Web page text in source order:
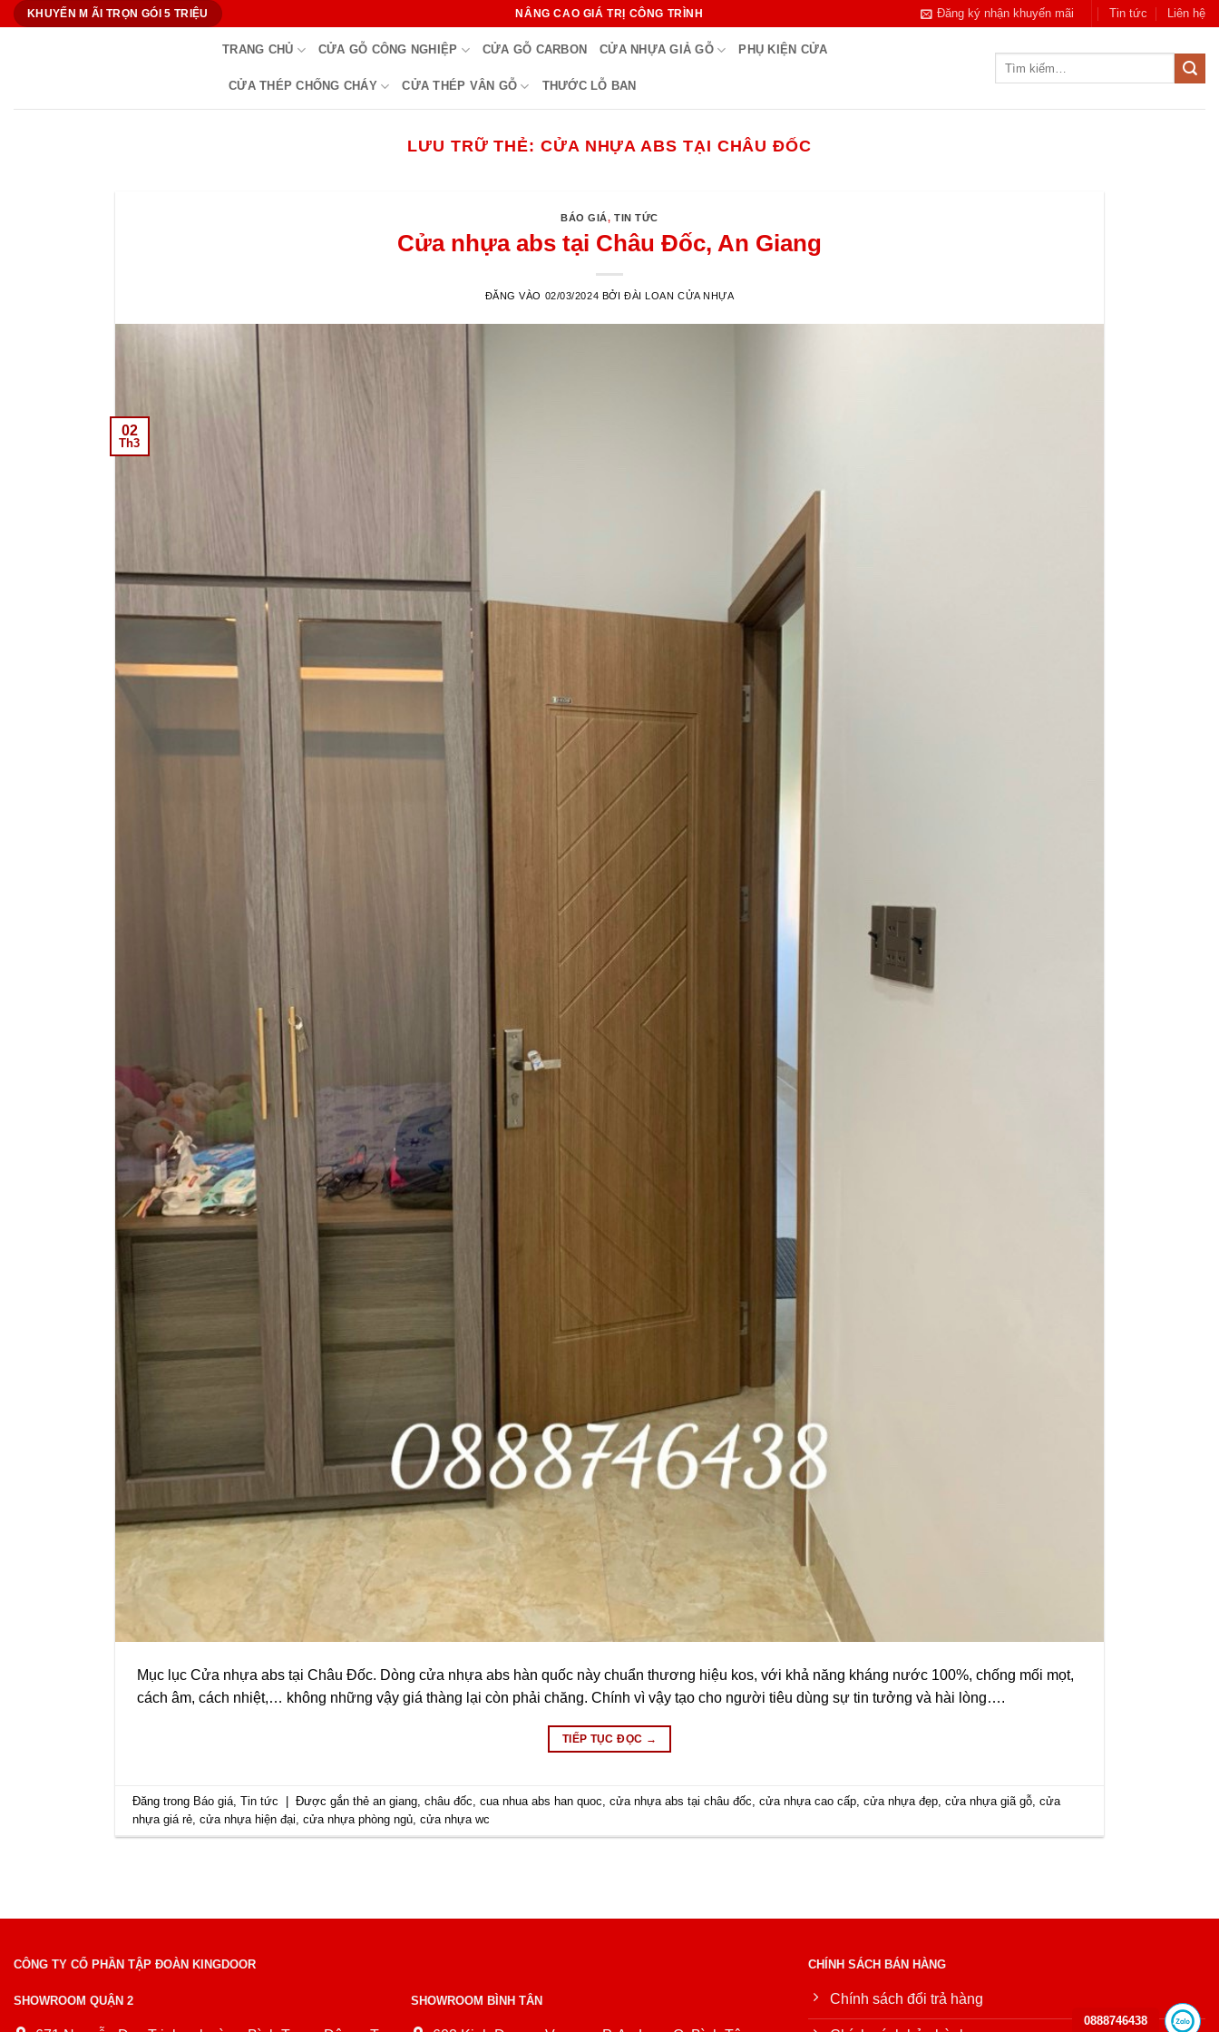
Bỏ
KHUYẾN M ÃI TRỌN GÓI 5 TRIỆU NÂNG CAO GIÁ TRỊ CÔNG TRÌNH Đăng ký nhận khuyến mãi Tin tức Liên hệ
TRANG CHỦ CỬA GỖ CÔNG NGHIỆP CỬA GỖ CARBON CỬA NHỰA GIẢ GỖ PHỤ KIỆN CỬA
CỬA THÉP CHỐNG CHÁY CỬA THÉP VÂN GỖ THƯỚC LỖ BAN
LƯU TRỮ THẺ: CỬA NHỰA ABS TẠI CHÂU ĐỐC
BÁO GIÁ,TIN TỨC
Cửa nhựa abs tại Châu Đốc, An Giang
ĐĂNG VÀO 02/03/2024 BỞI ĐÀI LOAN CỬA NHỰA
02
Th3
Mục lục Cửa nhựa abs tại Châu Đốc. Dòng cửa nhựa abs hàn quốc này chuẩn thương hiệu kos, với khả năng kháng nước 100%, chống mối mọt,
cách âm, cách nhiệt,… không những vậy giá thàng lại còn phải chăng. Chính vì vậy tạo cho người tiêu dùng sự tin tưởng và hài lòng….
TIẾP TỤC ĐỌC →
Đăng trong Báo giá ,Tin tức | Được gắn thẻan giang ,châu đốc ,cua nhua abs han quoc ,cửa nhựa abs tại châu đốc ,cửa nhựa cao cấp ,cửa nhựa đẹp ,cửa nhựa giã gỗ ,cửa
nhựa giá rẻ ,cửa nhựa hiện đại ,cửa nhựa phòng ngủ ,cửa nhựa wc
CÔNG TY CỔ PHẦN TẬP ĐOÀN KINGDOOR
SHOWROOM QUẬN 2 SHOWROOM BÌNH TÂN
CHÍNH SÁCH BÁN HÀNG
Chính sách đổi trả hàng
0888746438